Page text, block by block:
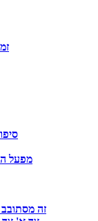
מפעל
זה מסתובב